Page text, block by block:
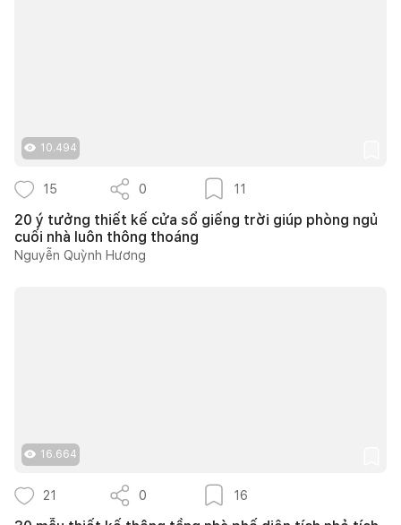
10.494
15 0 11
20 ý tưởng thiết kế cửa sổ giếng trời giúp phòng ngủ
cuối nhà luôn thông thoáng
Nguyễn Quỳnh Hương
16.664
21 0 16